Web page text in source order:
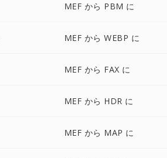
MEF から PBM に
MEF から WEBP に
MEF から FAX に
MEF から HDR に
MEF から MAP に